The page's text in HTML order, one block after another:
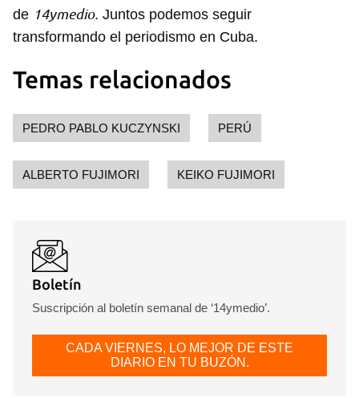
de 14ymedio. Juntos podemos seguir
transformando el periodismo en Cuba.
Temas relacionados
PEDRO PABLO KUCZYNSKI PERÚ
ALBERTO FUJIMORI KEIKO FUJIMORI
Boletín
Suscripción al boletín semanal de ‘14ymedio’.
CADA VIERNES, LO MEJOR DE ESTE
DIARIO EN TU BUZÓN.